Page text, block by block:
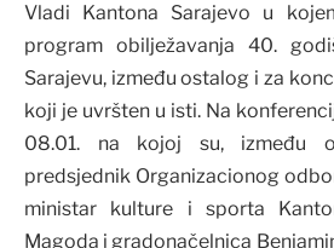
Vladi Kantona Sarajevo u
program obilježavanja 40.
Sarajevu, između ostalog i za
koji je uvršten u isti. Na
08.01. na kojoj su, između
predsjednik Organizacionog
ministar kulture i sporta
Magoda i gradonačelnica